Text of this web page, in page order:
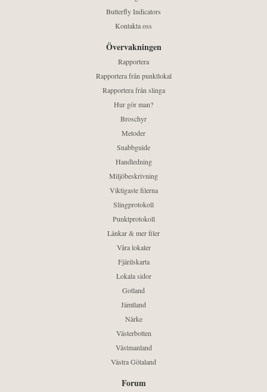
Butterfly Indicators
Kontakta oss
Övervakningen
Rapportera
Rapportera från punktlokal
Rapportera från slinga
Hur gör man?
Broschyr
Metoder
Snabbguide
Handledning
Miljöbeskrivning
Viktigaste filerna
Slingprotokoll
Punktprotokoll
Länkar & mer filer
Våra lokaler
Fjärilskarta
Lokala sidor
Gotland
Jämtland
Närke
Västerbotten
Västmanland
Västra Götaland
Forum